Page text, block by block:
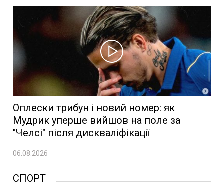
Оплески трибун і новий номер: як
Мудрик уперше вийшов на поле за
"Челсі" після дискваліфікації
06.08.2026
СПОРТ